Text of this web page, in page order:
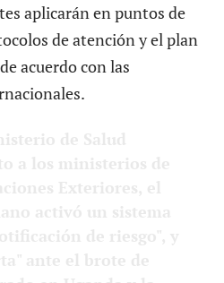
aplicarán en puntos de
de atención y el plan
acuerdo con las